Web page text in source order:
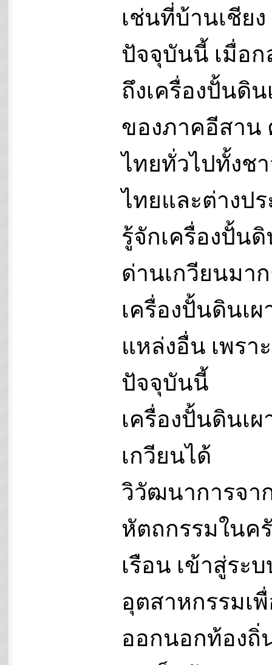
เช่นที่บ้านเชีย
ปัจจุบันนี้ เมื่อก
ถึงเครื่องปั้นดิน
ของภาคอีสาน
ไทยทั่วไปทั้งช
ไทยและต่างปร
รู้จักเครื่องปั้นดิ
ด่านเกวียนมา
เครื่องปั้นดินเผ
แหล่งอื่น เพราะ
ปัจจุบันนี้
เครื่องปั้นดินเ
เกวียนได้
วิวัฒนาการจา
หัตถกรรมในค
เรือน เข้าสู่ระ
อุตสาหกรรมเ
ออกนอกท้องถิ่